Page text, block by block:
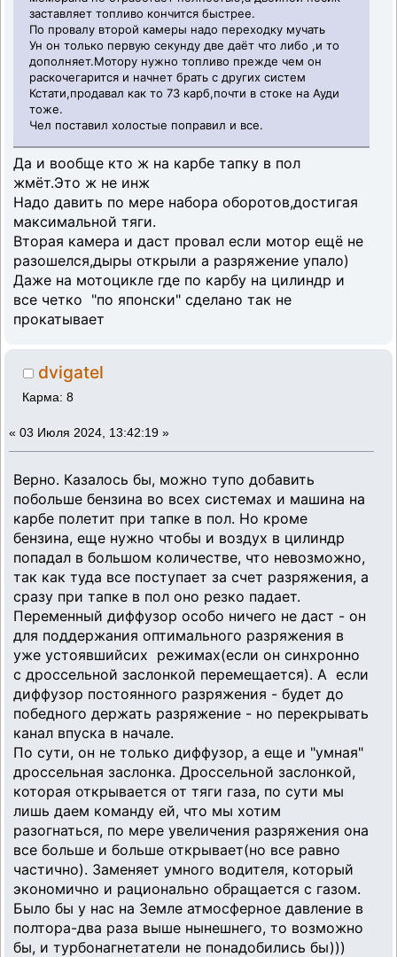
заставляет топливо кончится быстрее.
По провалу второй камеры надо переходку мучать
Ун он только первую секунду две даёт что либо ,и то
дополняет.Мотору нужно топливо прежде чем он
раскочегарится и начнет брать с других систем
Кстати,продавал как то 73 карб,почти в стоке на Ауди
тоже.
Чел поставил холостые поправил и все.
Да и вообще кто ж на карбе тапку в пол
жмёт.Это ж не инж
Надо давить по мере набора оборотов,достигая
максимальной тяги.
Вторая камера и даст провал если мотор ещё не
разошелся,дыры открыли а разряжение упало)
Даже на мотоцикле где по карбу на цилиндр и
все четко "по японски" сделано так не
прокатывает
dvigatel
Карма: 8
« 03 Июля 2024, 13:42:19 »
Верно. Казалось бы, можно тупо добавить
побольше бензина во всех системах и машина на
карбе полетит при тапке в пол. Но кроме
бензина, еще нужно чтобы и воздух в цилиндр
попадал в большом количестве, что невозможно,
так как туда все поступает за счет разряжения, а
сразу при тапке в пол оно резко падает.
Переменный диффузор особо ничего не даст - он
для поддержания оптимального разряжения в
уже устоявшийсих режимах(если он синхронно
с дроссельной заслонкой перемещается). А если
диффузор постоянного разряжения - будет до
победного держать разряжение - но перекрывать
канал впуска в начале.
По сути, он не только диффузор, а еще и "умная"
дроссельная заслонка. Дроссельной заслонкой,
которая открывается от тяги газа, по сути мы
лишь даем команду ей, что мы хотим
разогнаться, по мере увеличения разряжения она
все больше и больше открывает(но все равно
частично). Заменяет умного водителя, который
экономично и рационально обращается с газом.
Было бы у нас на Земле атмосферное давление в
полтора-два раза выше нынешнего, то возможно
бы, и турбонагнетатели не понадобились бы)))